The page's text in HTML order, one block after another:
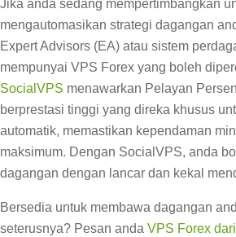
Jika anda sedang mempertimbangkan
mengautomasikan strategi dagangan
Expert Advisors (EA) atau sistem
mempunyai VPS Forex yang boleh
SocialVPS menawarkan Pelayan
berprestasi tinggi yang direka khusus
automatik, memastikan kependaman
maksimum. Dengan SocialVPS, anda
dagangan dengan lancar dan kekal
Bersedia untuk membawa dagangan
seterusnya? Pesan anda VPS Forex